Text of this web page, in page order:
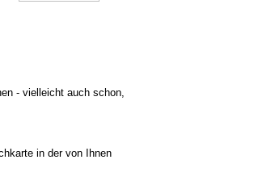
- vielleicht auch schon,
in der von Ihnen